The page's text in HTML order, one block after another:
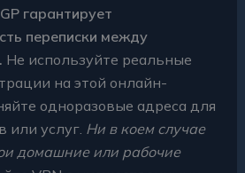
гарантирует
переписки между
Не используйте реальные
на этой онлайн-
одноразовые адреса для
или услуг. Ни в коем случае
домашние или рабочие